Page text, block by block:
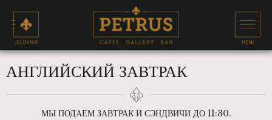
АНГЛИЙСКИЙ ЗАВТРАК
МЫ ПОДАЕМ ЗАВТРАК И СЭНДВИЧИ ДО 11:30.